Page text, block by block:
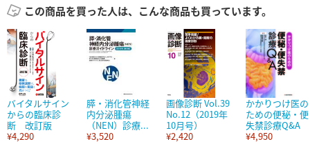
この商品を買った人は、こんな商品も買っています。
バイタルサイン
からの臨床診
断 改訂版
¥4,290
膵・消化管神経
内分泌腫瘍
（NEN）診療...
¥3,520
画像診断 Vol.39
No.12（2019年
10月号）
¥2,420
かかりつけ医の
ための便秘・便
失禁診療Q&A
¥4,950